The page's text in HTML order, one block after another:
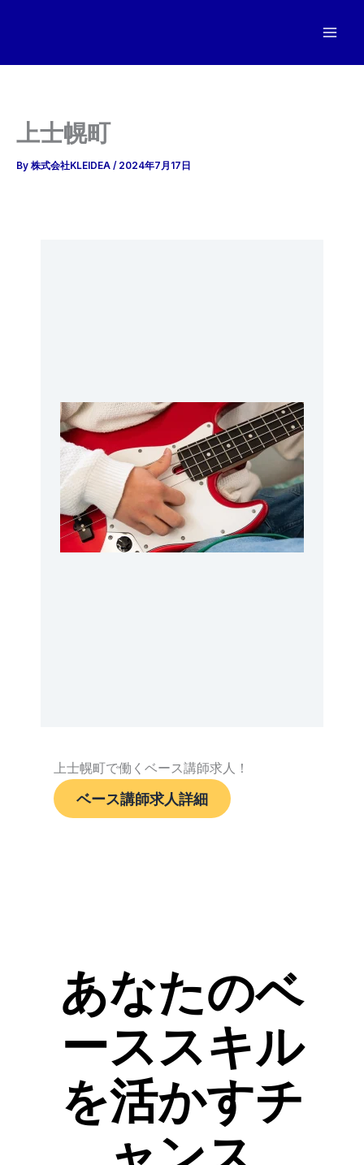
上士幌町
By 株式会社KLEIDEA / 2024年7月17日
上士幌町で働くベース講師求人！
ベース講師求人詳細
あなたのベ
ーススキル
を活かすチ